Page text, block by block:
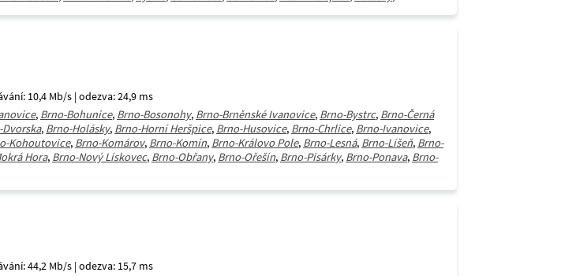
10,4 Mb/s | odezva: 24,9 ms
, Brno-Bohunice, Brno-Bosonohy, Brno-Brněnské Ivanovice, Brno-Bystrc, Brno-Černá
, Brno-Holásky, Brno-Horní Heršpice, Brno-Husovice, Brno-Chrlice, Brno-Ivanovice,
Kohoutovice, Brno-Komárov, Brno-Komín, Brno-Královo Pole, Brno-Lesná, Brno-Líšeň, Brno-
Hora, Brno-Nový Lískovec, Brno-Obřany, Brno-Ořešín, Brno-Pisárky, Brno-Ponava, Brno-
44,2 Mb/s | odezva: 15,7 ms